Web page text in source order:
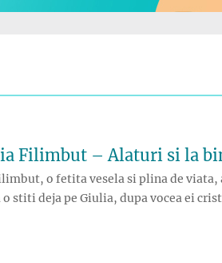
Filimbut – Alaturi si la
o fetita vesela si plina de viata,
o stiti deja pe Giulia, dupa vocea ei